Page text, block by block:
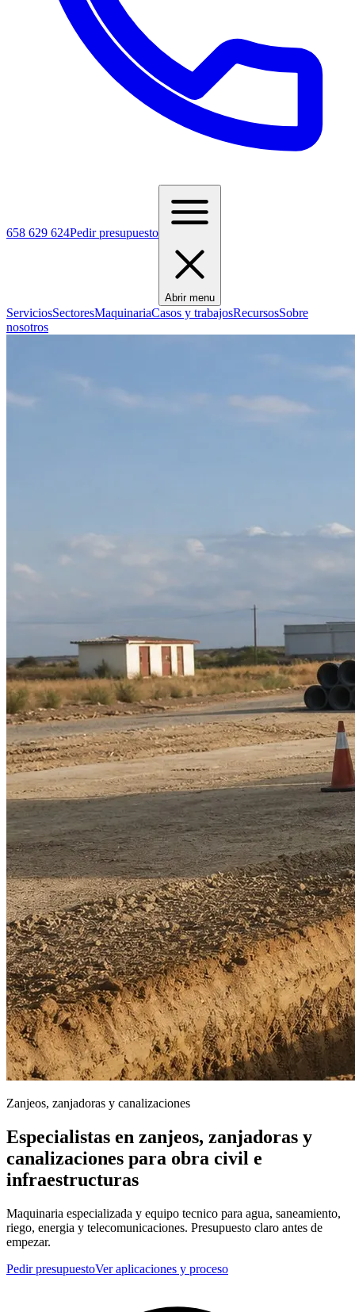
658 629 624Pedir presupuesto
Abrir menu
ServiciosSectoresMaquinariaCasos y trabajosRecursosSobre
nosotros
Zanjeos, zanjadoras y canalizaciones
Especialistas en zanjeos, zanjadoras y
canalizaciones para obra civil e
infraestructuras
Maquinaria especializada y equipo tecnico para agua, saneamiento,
riego, energia y telecomunicaciones. Presupuesto claro antes de
empezar.
Pedir presupuestoVer aplicaciones y proceso